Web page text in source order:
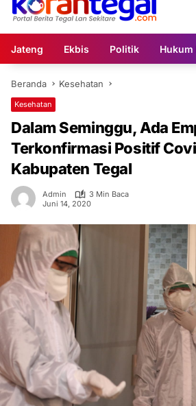
Jateng Ekbis Politik
Beranda Kesehatan
Kesehatan
Dalam Seminggu, Ada
Terkonfirmasi Positif
Kabupaten Tegal
Admin
3 Min Baca
Juni 14, 2020